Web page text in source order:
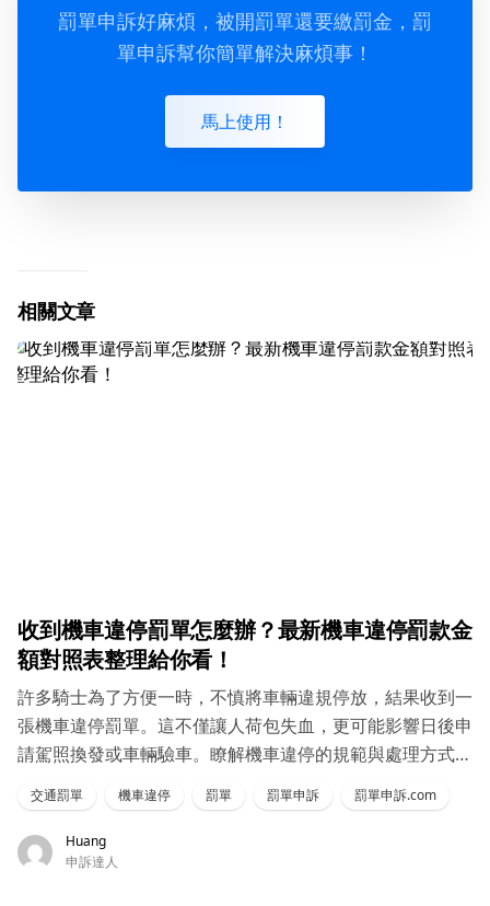
罰單申訴好麻煩，被開罰單還要繳罰金，罰
單申訴幫你簡單解決麻煩事！
馬上使用！
相關文章
收到機車違停罰單怎麼辦？最新機車違停罰款金
額對照表整理給你看！
許多騎士為了方便一時，不慎將車輛違規停放，結果收到一
張機車違停罰單。這不僅讓人荷包失血，更可能影響日後申
請駕照換發或車輛驗車。瞭解機車違停的規範與處理方式，
交通罰單 機車違停 罰單 罰單申訴 罰單申訴.com
Huang
申訴達人